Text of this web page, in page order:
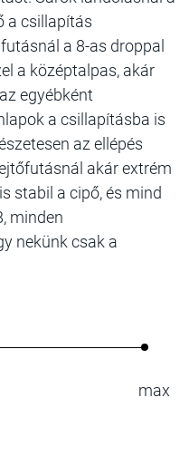
a csillapítás
a 8-as droppal
a középtalpas, akár
egyébként
a csillapításba is
az ellépés
akár extrém
stabil a cipő, és mind
minden
nekünk csak a
max